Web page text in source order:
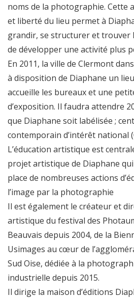
noms de la photographie. Cette
et liberté du lieu permet à
grandir, se structurer et trouver
de développer une activité plus
En 2011, la ville de Clermont
à disposition de Diaphane un
accueille les bureaux et une
d’exposition. Il faudra attendre
que Diaphane soit labélisée ;
contemporain d’intérêt national
L’éducation artistique est
projet artistique de Diaphane
place de nombreuses actions
l’image par la photographie
Il est également le créateur et
artistique du festival des
Beauvais depuis 2004, de la
Usimages au cœur de
Sud Oise, dédiée à la
industrielle depuis 2015.
Il dirige la maison d’éditions